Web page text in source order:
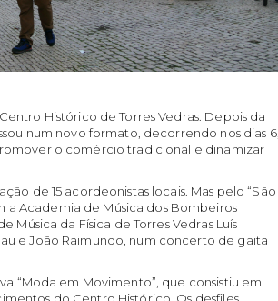
Histórico de Torres Vedras. Depois da
num novo formato, decorrendo nos dias 6,
o comércio tradicional e dinamizar
de 15 acordeonistas locais. Mas pelo “São
a Academia de Música dos Bombeiros
Música da Física de Torres Vedras Luís
e João Raimundo, num concerto de gaita
“Moda em Movimento”, que consistiu em
do Centro Histórico. Os desfiles